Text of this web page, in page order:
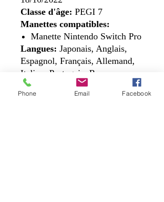
Classe d'âge: PEGI 7
Manettes compatibles:
Manette Nintendo Switch Pro
Langues: Japonais, Anglais,
Espagnol, Français, Allemand,
Italien, Portugais, Russe,
Coréen, Chinois
Phone Email Facebook